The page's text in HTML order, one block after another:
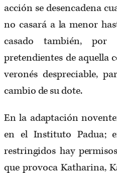
acción se desencadena
no casará a la menor
casado también,
pretendientes de aquella
veronés despreciable,
cambio de su dote.
En la adaptación
en el Instituto Padua;
restringidos hay
que provoca Katharina,